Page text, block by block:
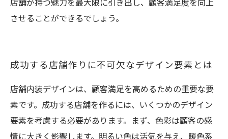
させることができるでしょう。
成功する店舗作りに不可欠なデザイン要素とは
店舗内装デザインは、顧客満足を高めるための重要な要
素です。成功する店舗を作るには、いくつかのデザイン
要素を考慮する必要があります。まず、色彩は顧客の感
情に大きく影響します。明るい色は活気を与え、暖色系